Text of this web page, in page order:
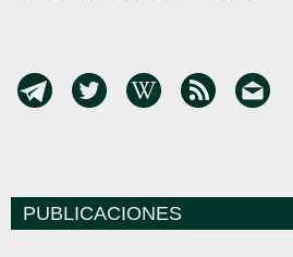
PUBLICACIONES